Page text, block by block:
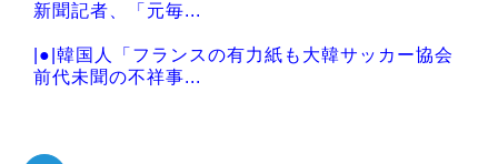
新聞記者、「元毎...
|●|韓国人「フランスの有力紙も大韓サッカー協会
前代未聞の不祥事...